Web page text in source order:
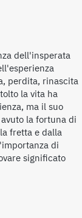
dell'insperata
perdita, rinascita
la vita ha
ma il suo
la fortuna di
fretta e dalla
di
significato